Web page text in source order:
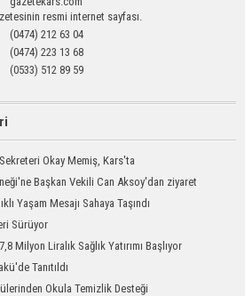
resmi internet sayfası.
(0474) 212 63 04
(0474) 223 13 68
(0533) 512 89 59
Okay Memiş, Kars'ta
Başkan Vekili Can Aksoy'dan ziyaret
Yaşam Mesajı Sahaya Taşındı
Sürüyor
Milyon Liralık Sağlık Yatırımı Başlıyor
Tanıtıldı
Okula Temizlik Desteği